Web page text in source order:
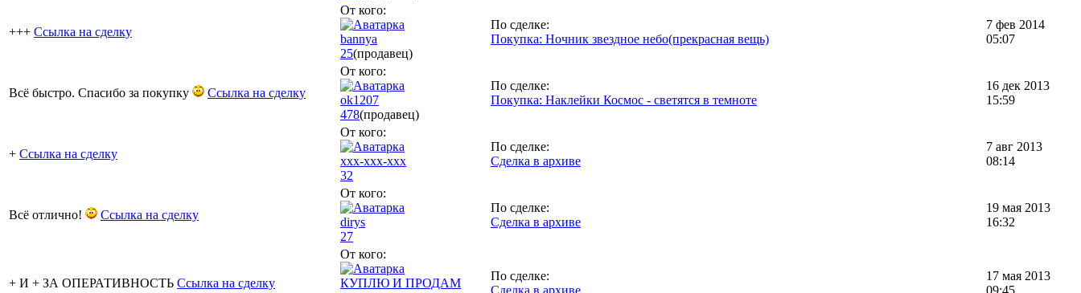
+++ Ссылка на сделку
От кого:
bannya
25(продавец)
По сделке:
Покупка: Ночник звездное небо(прекрасная вещь)
7 фев 2014
05:07
Всё быстро. Спасибо за покупку Ссылка на сделку
От кого:
ok1207
478(продавец)
По сделке:
Покупка: Наклейки Космос - светятся в темноте
16 дек 2013
15:59
+ Ссылка на сделку
От кого:
ххх-ххх-ххх
32
По сделке:
Сделка в архиве
7 авг 2013
08:14
Всё отлично! Ссылка на сделку
От кого:
dirys
27
По сделке:
Сделка в архиве
19 мая 2013
16:32
+ И + ЗА ОПЕРАТИВНОСТЬ Ссылка на сделку
От кого:
КУПЛЮ И ПРОДАМ
По сделке:
Сделка в архиве
17 мая 2013
09:45